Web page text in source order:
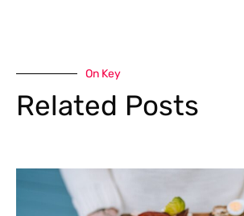
On Key
Related Posts